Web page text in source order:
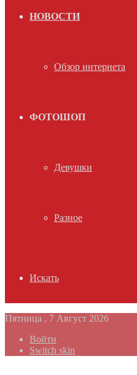
НОВОСТИ
Обзор интернета
ФОТОШОП
Девушки
Разное
Искать
Пятница , 7 Август 2026
Войти
Switch skin